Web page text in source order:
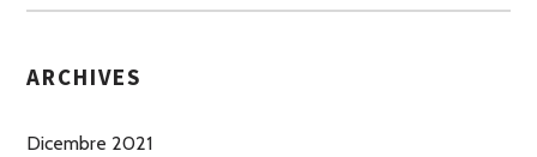
ARCHIVES
Dicembre 2021